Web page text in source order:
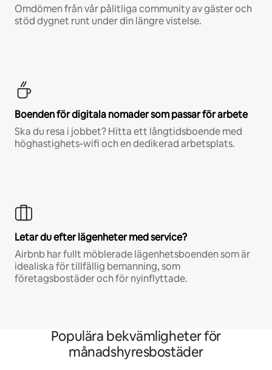
Omdömen från vår pålitliga community av gäster och
stöd dygnet runt under din längre vistelse.
Boenden för digitala nomader som passar för arbete
Ska du resa i jobbet? Hitta ett långtidsboende med
höghastighets-wifi och en dedikerad arbetsplats.
Letar du efter lägenheter med service?
Airbnb har fullt möblerade lägenhetsboenden som är
idealiska för tillfällig bemanning, som
företagsbostäder och för nyinflyttade.
Populära bekvämligheter för
månadshyresbostäder